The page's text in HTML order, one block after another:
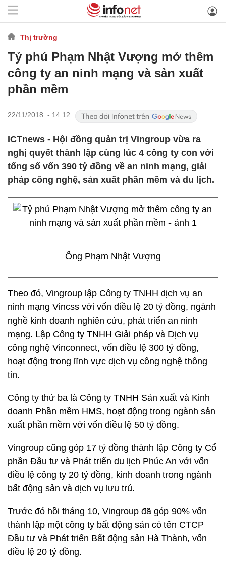
Thị trường
Tỷ phú Phạm Nhật Vượng mở thêm
công ty an ninh mạng và sản xuất
phần mềm
22/11/2018 - 14:12
ICTnews - Hội đồng quản trị Vingroup vừa ra
nghị quyết thành lập cùng lúc 4 công ty con với
tổng số vốn 390 tỷ đồng về an ninh mạng, giải
pháp công nghệ, sản xuất phần mềm và du lịch.
Ông Phạm Nhật Vượng
Theo đó, Vingroup lập Công ty TNHH dịch vụ an
ninh mạng Vincss với vốn điều lệ 20 tỷ đồng, ngành
nghề kinh doanh nghiên cứu, phát triển an ninh
mạng. Lập Công ty TNHH Giải pháp và Dịch vụ
công nghệ Vinconnect, vốn điều lệ 300 tỷ đồng,
hoạt động trong lĩnh vực dịch vụ công nghệ thông
tin.
Công ty thứ ba là Công ty TNHH Sản xuất và Kinh
doanh Phần mềm HMS, hoạt động trong ngành sản
xuất phần mềm với vốn điều lệ 50 tỷ đồng.
Vingroup cũng góp 17 tỷ đồng thành lập Công ty Cổ
phần Đầu tư và Phát triển du lịch Phúc An với vốn
điều lệ công ty 20 tỷ đồng, kinh doanh trong ngành
bất động sản và dịch vụ lưu trú.
Trước đó hồi tháng 10, Vingroup đã góp 90% vốn
thành lập một công ty bất động sản có tên CTCP
Đầu tư và Phát triển Bất động sản Hà Thành, vốn
điều lệ 20 tỷ đồng.